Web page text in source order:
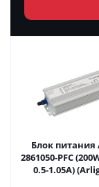
Блок питания
2861050-PFC
0.5-1.05A)